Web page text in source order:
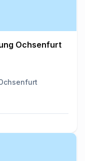
Ochsenfurt